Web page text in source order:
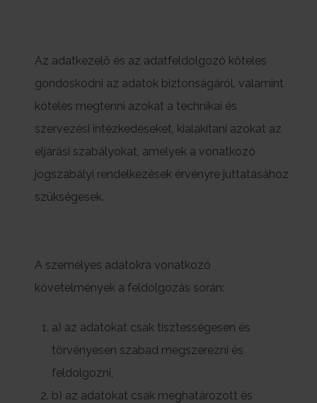
Az adatkezelő és az adatfeldolgozó köteles
gondoskodni az adatok biztonságáról, valamint
köteles megtenni azokat a technikai és
szervezési intézkedéseket, kialakítani azokat az
eljárási szabályokat, amelyek a vonatkozó
jogszabályi rendelkezések érvényre juttatásához
szükségesek.
A személyes adatokra vonatkozó
követelmények a feldolgozás során:
a) az adatokat csak tisztességesen és
törvényesen szabad megszerezni és
feldolgozni,
b) az adatokat csak meghatározott és